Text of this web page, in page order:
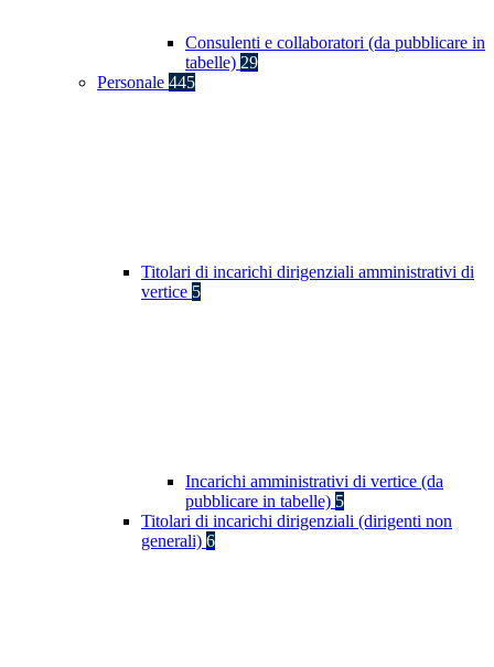
Consulenti e collaboratori (da pubblicare in
tabelle) 29
Personale 445
Titolari di incarichi dirigenziali amministrativi di
vertice 5
Incarichi amministrativi di vertice (da
pubblicare in tabelle) 5
Titolari di incarichi dirigenziali (dirigenti non
generali) 6